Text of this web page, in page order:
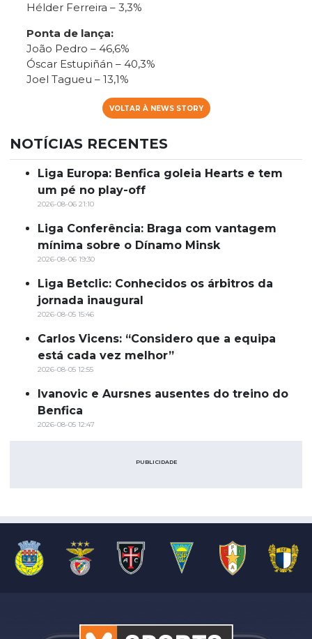
Hélder Ferreira – 3,3%
Ponta de lança:
João Pedro – 46,6%
Óscar Estupiñán – 40,3%
Joel Tagueu – 13,1%
VOLTAR À NEWS STORY
NOTÍCIAS RECENTES
Liga Europa: Benfica goleia Hearts e tem
um pé no play-off
2026-08-06 21:10
Liga Conferência: Braga com vantagem
mínima sobre o Dínamo Minsk
2026-08-06 19:30
Liga Betclic: Conhecidos os árbitros da
jornada inaugural
2026-08-05 15:46
Carlos Vicens: “Considero que a equipa
está cada vez melhor”
2026-08-05 12:55
Ivanovic e Aursnes ausentes do treino do
Benfica
2026-08-05 12:47
PUBLICIDADE